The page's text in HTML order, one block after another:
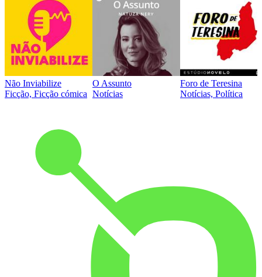
Não Inviabilize
Ficção, Ficção cómica
O Assunto
Notícias
Foro de Teresina
Notícias, Política